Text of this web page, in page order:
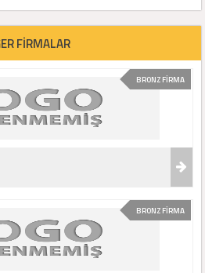
FİRMALAR
BRONZ FİRMA
BRONZ FİRMA